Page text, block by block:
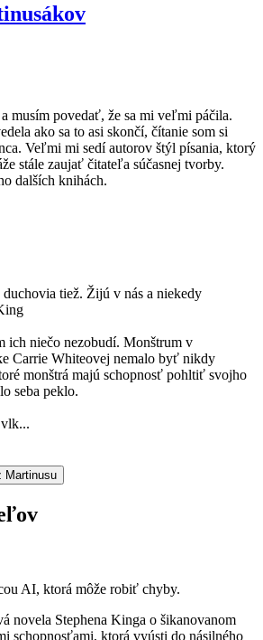
musím povedať, že sa mi veľmi páčila.
ako sa to asi skončí, čítanie som si
Veľmi mi sedí autorov štýl písania, ktorý
stále zaujať čitateľa súčasnej tvorby.
dalších knihách.
tiež. Žijú v nás a niekedy
ich niečo nezobudí. Monštrum v
Carrie Whiteovej nemalo byť nikdy
monštrá majú schopnosť pohltiť svojho
seba peklo.
Martinusu
AI, ktorá môže robiť chyby.
novela Stephena Kinga o šikanovanom
schopnosťami, ktorá vyústi do násilného